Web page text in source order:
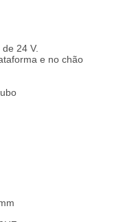
24 V.
e no chão